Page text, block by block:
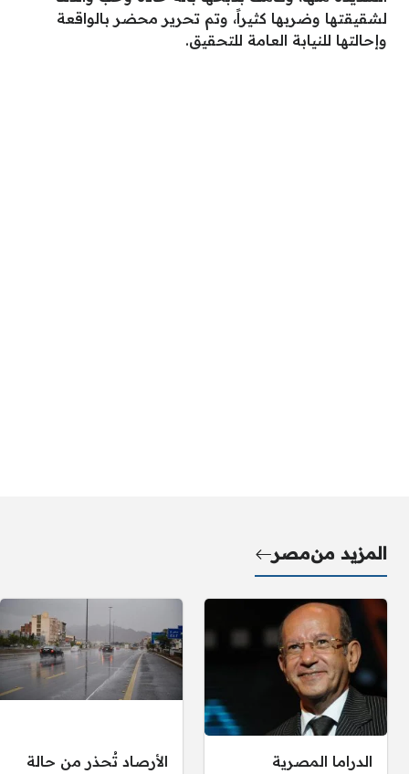
لشقيقتها وضربها كثيراً، وتم تحرير محضر بالواقعة
وإحالتها للنيابة العامة للتحقيق.
المزيد منمصر
الدراما المصرية
الأرصاد تُحذر من حالة